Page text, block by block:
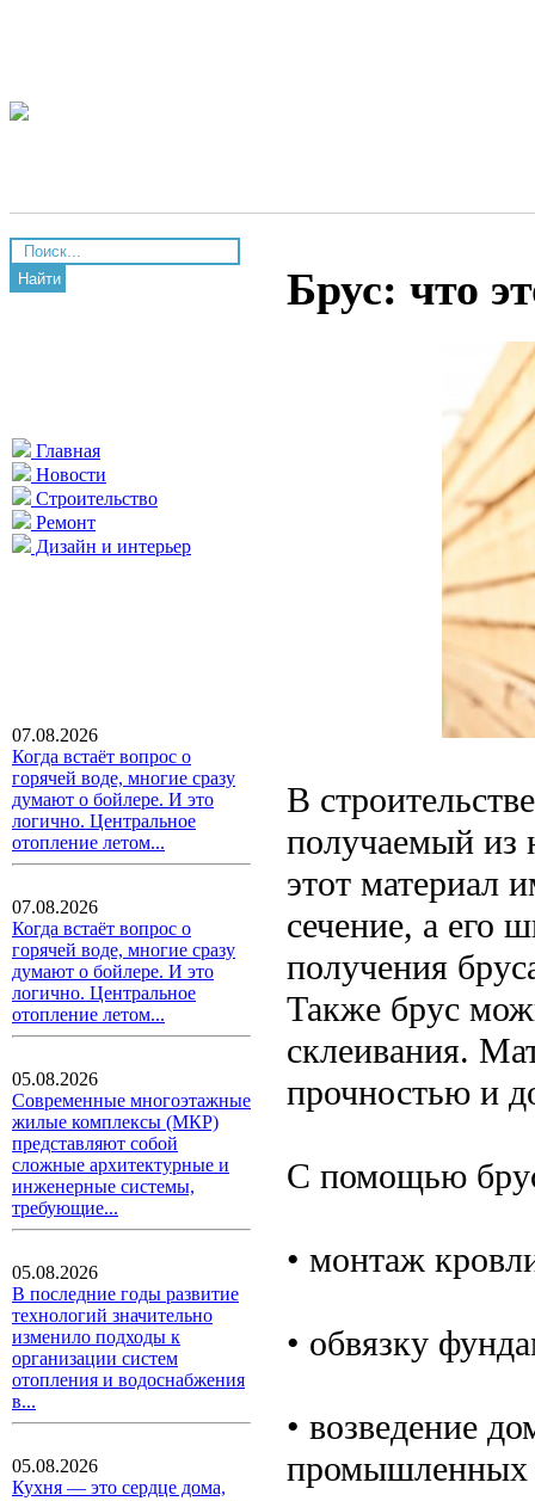
Найти
Главная
Новости
Строительство
Ремонт
Дизайн и интерьер
07.08.2026
Когда встаёт вопрос о
горячей воде, многие сразу
думают о бойлере. И это
логично. Центральное
отопление летом...
07.08.2026
Когда встаёт вопрос о
горячей воде, многие сразу
думают о бойлере. И это
логично. Центральное
отопление летом...
05.08.2026
Современные многоэтажные
жилые комплексы (МКР)
представляют собой
сложные архитектурные и
инженерные системы,
требующие...
05.08.2026
В последние годы развитие
технологий значительно
изменило подходы к
организации систем
отопления и водоснабжения
в...
05.08.2026
Кухня — это сердце дома,
Брус: что
В
получаемый из
этот материал
сечение, а его
получения
Также брус
склеивания.
прочностью и
С помощью
• монтаж
• обвязку
• возведение